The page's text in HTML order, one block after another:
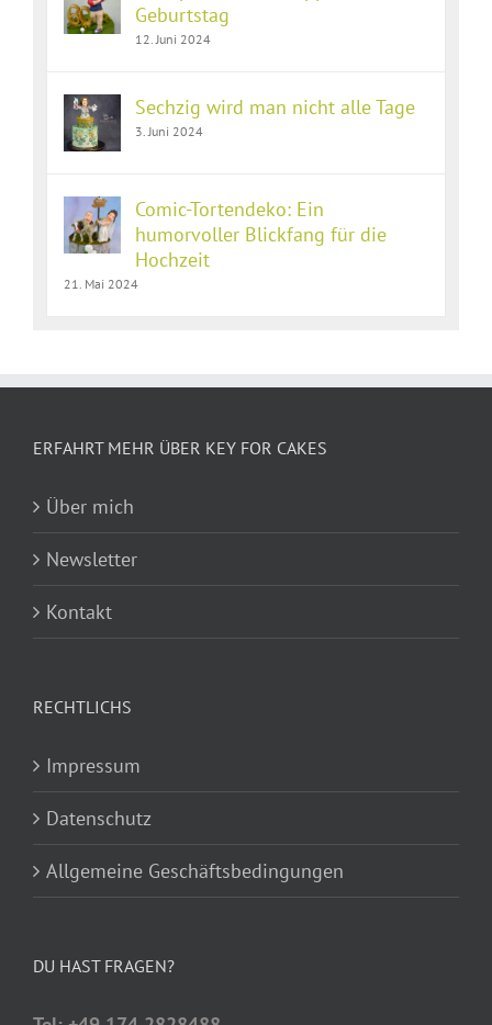
Geburtstag
12. Juni 2024
Sechzig wird man nicht alle Tage
3. Juni 2024
Comic-Tortendeko: Ein
humorvoller Blickfang für die
Hochzeit
21. Mai 2024
ERFAHRT MEHR ÜBER KEY FOR CAKES
Über mich
Newsletter
Kontakt
RECHTLICHS
Impressum
Datenschutz
Allgemeine Geschäftsbedingungen
DU HAST FRAGEN?